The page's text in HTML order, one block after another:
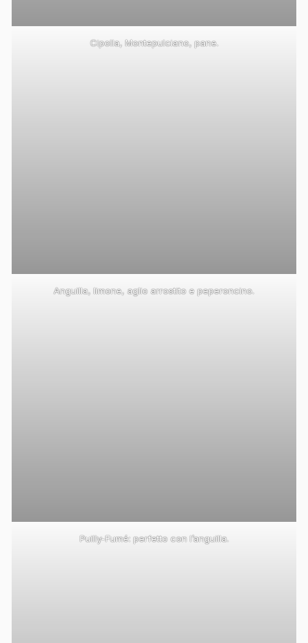
Cipolla, Montepulciano, pane.
Anguilla, limone, aglio arrostito e peperoncino.
Puilly-Fumé: perfetto con l’anguilla.